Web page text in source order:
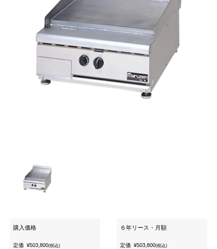
購入価格
定価 ¥503,800(税込)
６年リース・月額
定価 ¥503,800(税込)